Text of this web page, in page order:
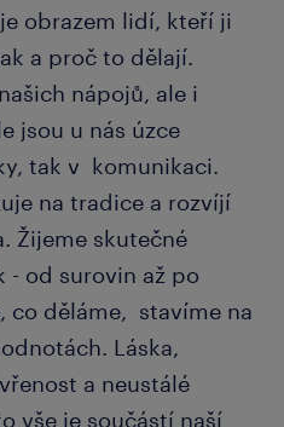
obrazem lidí, kteří ji
a proč to dělají.
nápojů, ale i
jsou u nás úzce
tak v komunikaci.
na tradice a rozvíjí
Žijeme skutečné
- od surovin až po
co děláme, stavíme na
Láska,
a neustálé
vše je součástí naší